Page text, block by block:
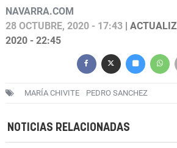
NAVARRA.COM
28 OCTUBRE, 2020 - 17:43 |
2020 - 22:45
MARÍA CHIVITE PEDRO SANCHEZ
NOTICIAS RELACIONADAS